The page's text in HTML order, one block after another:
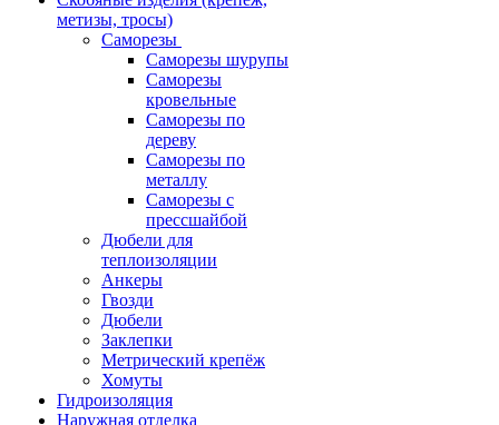
метизы, тросы)
Саморезы
Саморезы шурупы
Саморезы
кровельные
Саморезы по
дереву
Саморезы по
металлу
Саморезы с
прессшайбой
Дюбели для
теплоизоляции
Анкеры
Гвозди
Дюбели
Заклепки
Метрический крепёж
Хомуты
Гидроизоляция
Наружная отделка